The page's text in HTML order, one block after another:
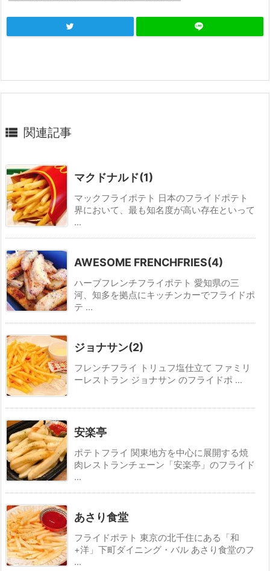
 関連記事
マクドナルド(1)
マックフライポテト 日本のフライドポテト
界において、最も知名度が高い存在といって
...
AWESOME FRENCHFRIES(4)
ハーブフレンチフライポテト 愛知県の三
河、知多を拠点にキッチンカーでフライドポ
テ ...
ジョナサン(2)
フレンチフライ トリュフ塩仕立て ファミリ
ーレストラン ジョナサン のフライドポ ...
安楽亭
ポテトフライ 関東地方を中心に展開する焼
肉レストランチェーン「安楽亭」のフライド
...
あさり食堂
フライドポテト 東京の北千住にある「和
+洋」下町ダイニング・バル あさり食堂のフ
...